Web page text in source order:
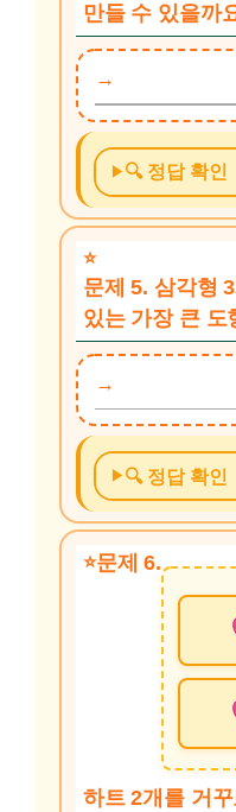
만들 수 있을까
🔍 정답 확인
문제 5. 삼각형
있는 가장 큰 도
🔍 정답 확인
문제 6.
하트 2개를 거